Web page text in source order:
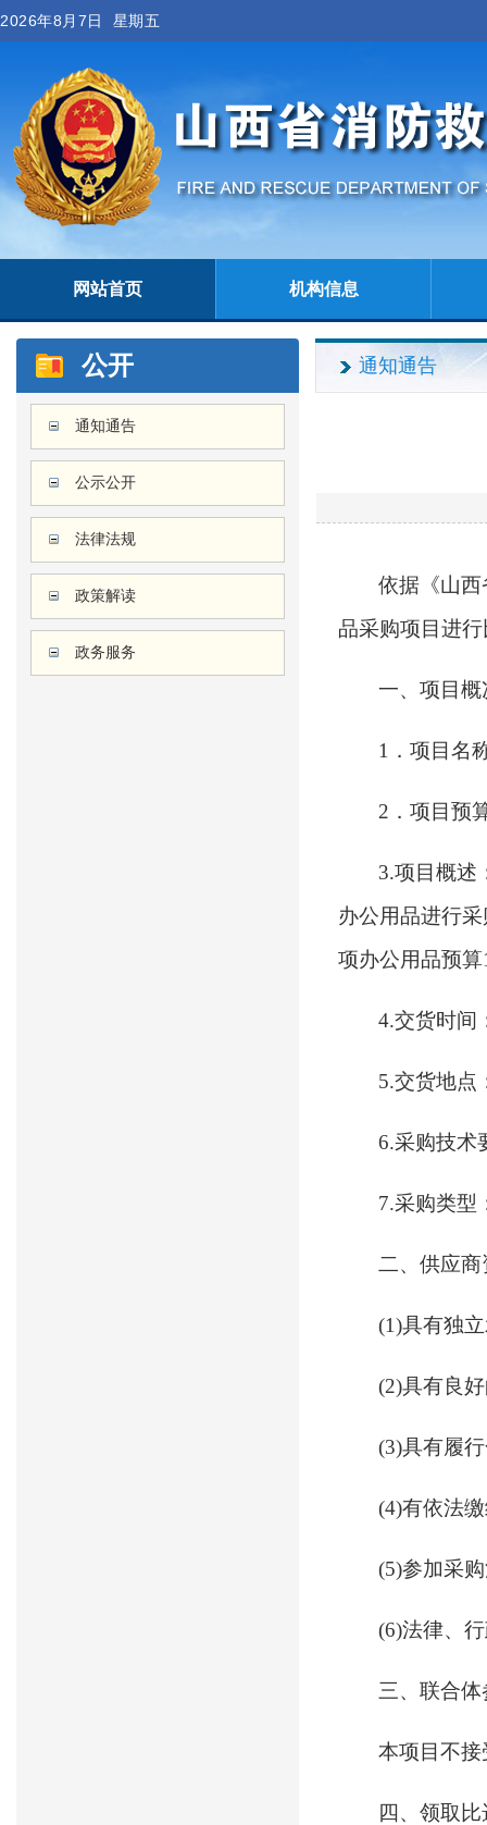
2026年8月7日 星期五
网站首页 机构信息
公开
通知通告
公示公开
法律法规
政策解读
政务服务
通知通告
依据《山
品采购项目进
一、项目概
1．项目名
2．项目预
3.项目概述
办公用品进行
项办公用品预算
4.交货时间
5.交货地点
6.采购技术
7.采购类型
二、供应
(1)具有独
(2)具有良
(3)具有履
(4)有依法
(5)参加采
(6)法律、
三、联合
本项目不
四、领取